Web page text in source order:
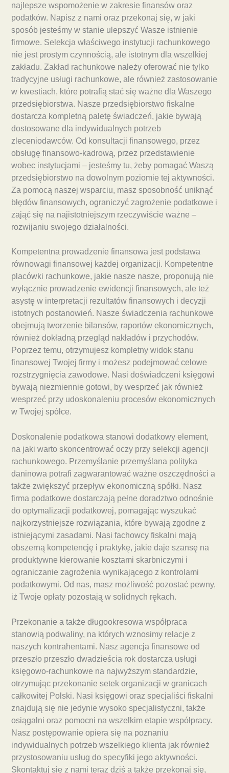
najlepsze wspomożenie w zakresie finansów oraz
podatków. Napisz z nami oraz przekonaj się, w jaki
sposób jesteśmy w stanie ulepszyć Wasze istnienie
firmowe. Selekcja właściwego instytucji rachunkowego
nie jest prostym czynnością, ale istotnym dla wszelkiej
zakładu. Zakład rachunkowe należy oferować nie tylko
tradycyjne usługi rachunkowe, ale również zastosowanie
w kwestiach, które potrafią stać się ważne dla Waszego
przedsiębiorstwa. Nasze przedsiębiorstwo fiskalne
dostarcza kompletną paletę świadczeń, jakie bywają
dostosowane dla indywidualnych potrzeb
zleceniodawców. Od konsultacji finansowego, przez
obsługę finansowo-kadrową, przez przedstawienie
wobec instytucjami – jesteśmy tu, żeby pomagać Waszą
przedsiębiorstwo na dowolnym poziomie tej aktywności.
Za pomocą naszej wsparciu, masz sposobność uniknąć
błędów finansowych, ograniczyć zagrożenie podatkowe i
zająć się na najistotniejszym rzeczywiście ważne –
rozwijaniu swojego działalności.
Kompetentna prowadzenie finansowa jest podstawa
równowagi finansowej każdej organizacji. Kompetentne
placówki rachunkowe, jakie nasze nasze, proponują nie
wyłącznie prowadzenie ewidencji finansowych, ale też
asystę w interpretacji rezultatów finansowych i decyzji
istotnych postanowień. Nasze świadczenia rachunkowe
obejmują tworzenie bilansów, raportów ekonomicznych,
również dokładną przegląd nakładów i przychodów.
Poprzez temu, otrzymujesz kompletny widok stanu
finansowej Twojej firmy i możesz podejmować celowe
rozstrzygnięcia zawodowe. Nasi doświadczeni księgowi
bywają niezmiennie gotowi, by wesprzeć jak również
wesprzeć przy udoskonaleniu procesów ekonomicznych
w Twojej spółce.
Doskonalenie podatkowa stanowi dodatkowy element,
na jaki warto skoncentrować oczy przy selekcji agencji
rachunkowego. Przemyślanie przemyślana polityka
daninowa potrafi zagwarantować ważne oszczędności a
także zwiększyć przepływ ekonomiczną spółki. Nasz
firma podatkowe dostarczają pełne doradztwo odnośnie
do optymalizacji podatkowej, pomagając wyszukać
najkorzystniejsze rozwiązania, które bywają zgodne z
istniejącymi zasadami. Nasi fachowcy fiskalni mają
obszerną kompetencję i praktykę, jakie daje szansę na
produktywne kierowanie kosztami skarbniczymi i
ograniczanie zagrożenia wynikającego z kontrolami
podatkowymi. Od nas, masz możliwość pozostać pewny,
iż Twoje opłaty pozostają w solidnych rękach.
Przekonanie a także długookresowa współpraca
stanowią podwaliny, na których wznosimy relacje z
naszych kontrahentami. Nasz agencja finansowe od
przeszło przeszło dwadzieścia rok dostarcza usługi
księgowo-rachunkowe na najwyższym standardzie,
otrzymując przekonanie setek organizacji w granicach
całkowitej Polski. Nasi księgowi oraz specjaliści fiskalni
znajdują się nie jedynie wysoko specjalistyczni, także
osiągalni oraz pomocni na wszelkim etapie współpracy.
Nasz postępowanie opiera się na poznaniu
indywidualnych potrzeb wszelkiego klienta jak również
przystosowaniu usług do specyfiki jego aktywności.
Skontaktuj się z nami teraz dziś a także przekonaj się,